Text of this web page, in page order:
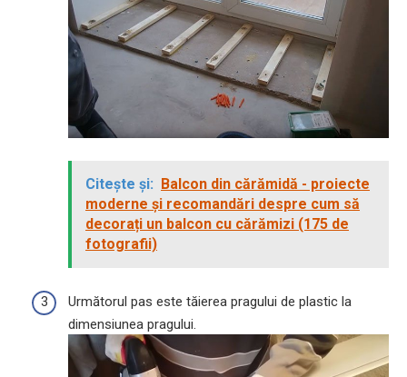
Citește și: Balcon din cărămidă - proiecte
moderne și recomandări despre cum să
decorați un balcon cu cărămizi (175 de
fotografii)
Următorul pas este tăierea pragului de plastic la
dimensiunea pragului.